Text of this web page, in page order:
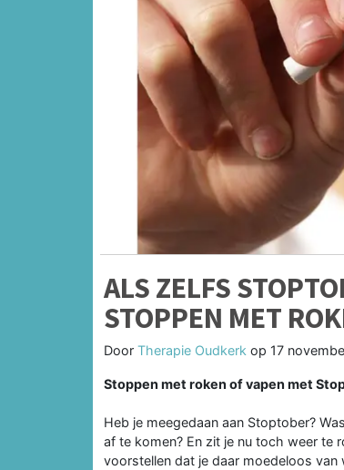
ALS ZELFS
STOPPEN MET
Door Therapie Oudkerk op 17
Stoppen met roken of vapen met
Heb je meegedaan aan Stoptober?
af te komen? En zit je nu toch weer te
voorstellen dat je daar moedeloos